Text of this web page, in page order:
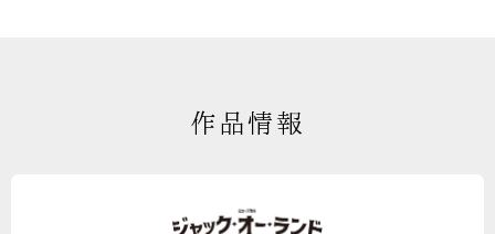
作品情報